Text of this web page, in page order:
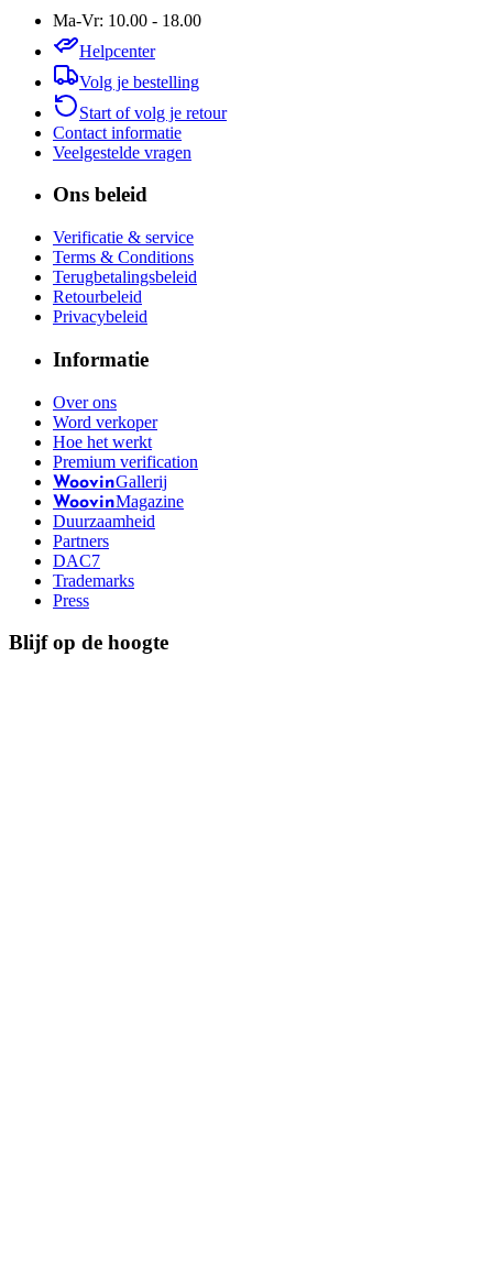
Ma-Vr: 10.00 - 18.00
Helpcenter
Volg je bestelling
Start of volg je retour
Contact informatie
Veelgestelde vragen
Ons beleid
Verificatie & service
Terms & Conditions
Terugbetalingsbeleid
Retourbeleid
Privacybeleid
Informatie
Over ons
Word verkoper
Hoe het werkt
Premium verification
WoovinGallerij
WoovinMagazine
Duurzaamheid
Partners
DAC7
Trademarks
Press
Blijf op de hoogte